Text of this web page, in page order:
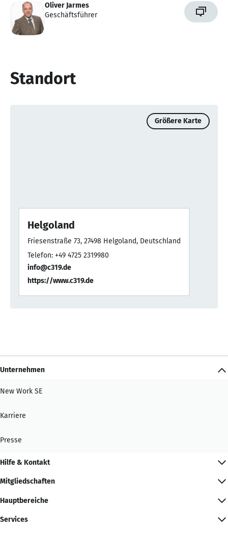
Oliver Jarmes
Geschäftsführer
Standort
Größere Karte
Helgoland
Friesenstraße 73, 27498 Helgoland, Deutschland
Telefon: +49 4725 2319980
info@c319.de
https://www.c319.de
Unternehmen
New Work SE
Karriere
Presse
Hilfe & Kontakt
Mitgliedschaften
Hauptbereiche
Services